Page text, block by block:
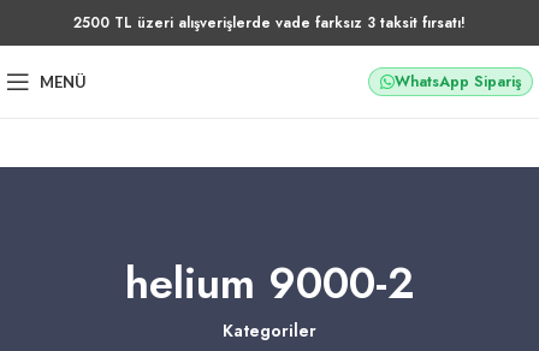
2500 TL üzeri alışverişlerde vade farksız 3 taksit fırsatı!
MENÜ WhatsApp Sipariş
helium 9000-2
Kategoriler